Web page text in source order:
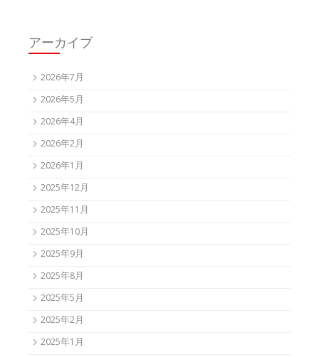
アーカイブ
2026年7月
2026年5月
2026年4月
2026年2月
2026年1月
2025年12月
2025年11月
2025年10月
2025年9月
2025年8月
2025年5月
2025年2月
2025年1月